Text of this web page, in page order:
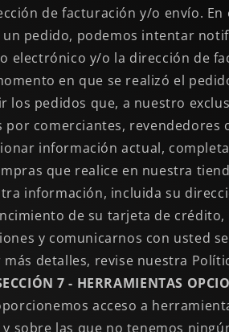
de facturación y/o envío. En
un pedido, podemos intentar
electrónico y/o la dirección de
en que se realizó el
los pedidos que, a nuestro
por comerciantes, revendedores
información actual,
que realice en nuestra
información, incluida su
de su tarjeta de
y comunicarnos con usted
detalles, revise nuestra
7 - HERRAMIENTAS
acceso a
y sobre las que no tenemos